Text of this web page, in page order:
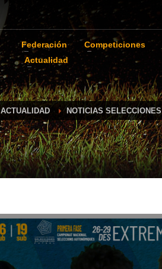
Federación Competiciones
Actualidad
ACTUALIDAD NOTICIAS SELECCIONES